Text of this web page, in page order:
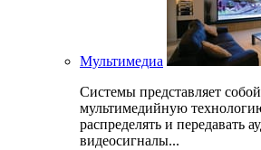
Мультимедиа
Системы представляет
мультимедийную
распределять и передавать
видеосигналы...